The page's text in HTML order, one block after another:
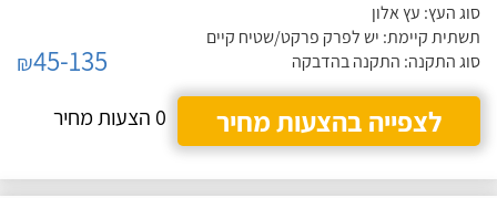
סוג העץ: עץ אלון
תשתית קיימת: יש לפרק פרקט/שטיח קיים
סוג התקנה: התקנה בהדבקה
₪45-135
לצפייה בהצעות מחיר
0 הצעות מחיר